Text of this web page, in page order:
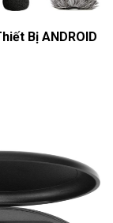
Bị ANDROID